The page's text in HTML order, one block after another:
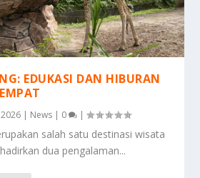
EDUKASI DAN HIBURAN
| News | 0 |
salah satu destinasi wisata
dua pengalaman...